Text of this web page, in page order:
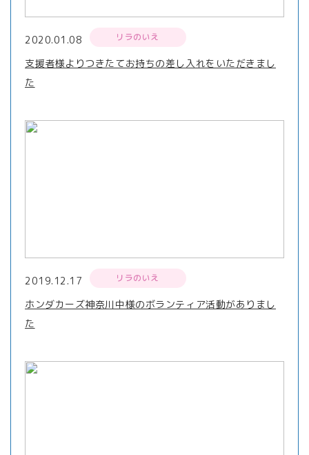
2020.01.08 リラのいえ
支援者様よりつきたてお持ちの差し入れをいただきまし
た
2019.12.17 リラのいえ
ホンダカーズ神奈川中様のボランティア活動がありまし
た